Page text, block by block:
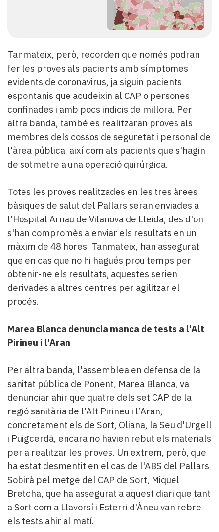
Tanmateix, però, recorden que només podran
fer les proves als pacients amb símptomes
evidents de coronavirus, ja siguin pacients
espontanis que acudeixin al CAP o persones
confinades i amb pocs indicis de millora. Per
altra banda, també es realitzaran proves als
membres dels cossos de seguretat i personal de
l'àrea pública, així com als pacients que s'hagin
de sotmetre a una operació quirúrgica.
Totes les proves realitzades en les tres àrees
bàsiques de salut del Pallars seran enviades a
l'Hospital Arnau de Vilanova de Lleida, des d'on
s'han compromès a enviar els resultats en un
màxim de 48 hores. Tanmateix, han assegurat
que en cas que no hi hagués prou temps per
obtenir-ne els resultats, aquestes serien
derivades a altres centres per agilitzar el
procés.
Marea Blanca denuncia manca de tests a l'Alt
Pirineu i l'Aran
Per altra banda, l'assemblea en defensa de la
sanitat pública de Ponent, Marea Blanca, va
denunciar ahir que quatre dels set CAP de la
regió sanitària de l'Alt Pirineu i l’Aran,
concretament els de Sort, Oliana, la Seu d'Urgell
i Puigcerdà, encara no havien rebut els materials
per a realitzar les proves. Un extrem, però, que
ha estat desmentit en el cas de l'ABS del Pallars
Sobirà pel metge del CAP de Sort, Miquel
Bretcha, que ha assegurat a aquest diari que tant
a Sort com a Llavorsí i Esterri d'Àneu van rebre
els tests ahir al matí.